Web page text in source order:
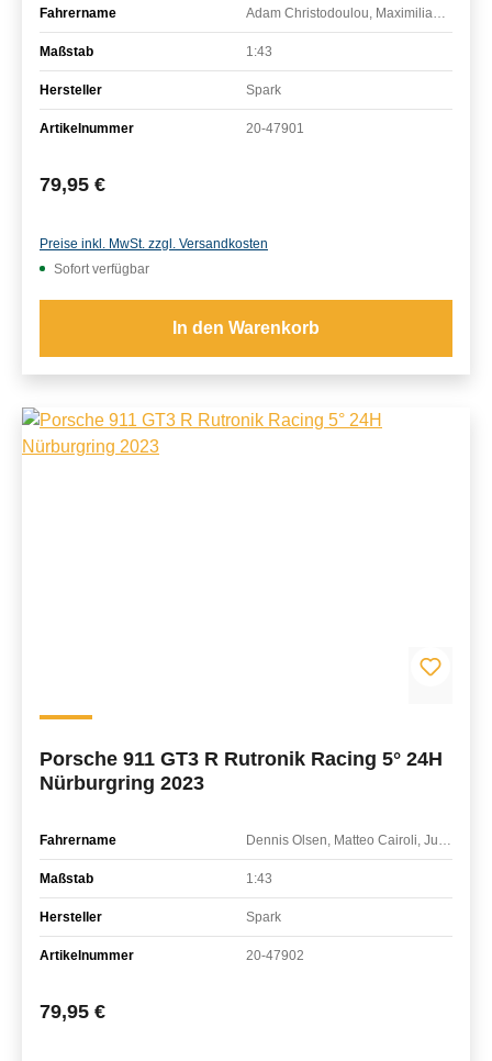
Fahrername
Maßstab 1:43
Hersteller Spark
Artikelnummer 20-47901
Regulärer Preis:
79,95 €
Preise inkl. MwSt. zzgl. Versandkosten
Sofort verfügbar
In den Warenkorb
Porsche 911 GT3 R Rutronik Racing 5° 24H
Nürburgring 2023
Fahrername
Maßstab 1:43
Hersteller Spark
Artikelnummer 20-47902
Regulärer Preis:
79,95 €